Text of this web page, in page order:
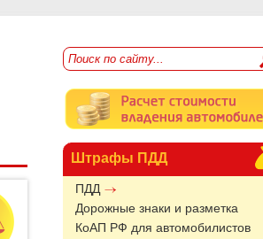
Штрафы ПДД
ПДД
Дорожные знаки и разметка
КоАП РФ для автомобилистов